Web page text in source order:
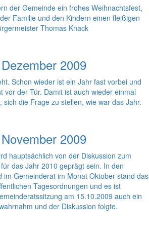
der Gemeinde ein frohes Weihnachtsfest,
Familie und den Kindern einen fleißigen
Thomas Knack
2009
Schon wieder ist ein Jahr fast vorbei und
vor der Tür. Damit ist auch wieder einmal
die Frage zu stellen, wie war das Jahr.
2009
hauptsächlich von der Diskussion zum
das Jahr 2010 geprägt sein. In den
im Gemeinderat im Monat Oktober stand das
Tagesordnungen und es ist
am 15.10.2009 auch ein
und der Diskussion folgte.